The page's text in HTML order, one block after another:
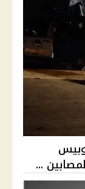
أتوبيس
...